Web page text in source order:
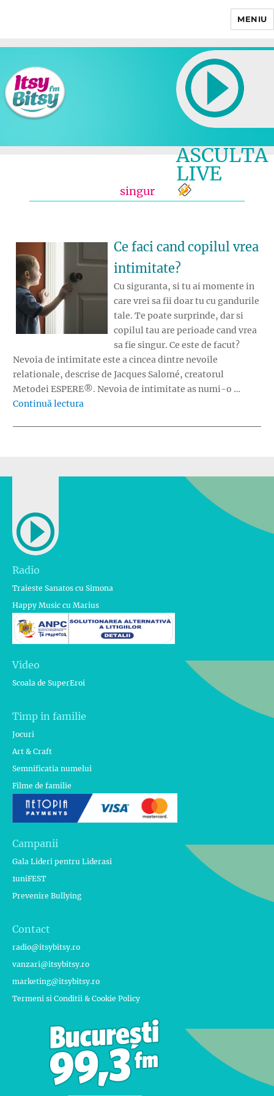
MENIU
ASCULTA
LIVE
singur
Ce faci cand copilul vrea
intimitate?
Cu siguranta, si tu ai momente in
care vrei sa fii doar tu cu gandurile
tale. Te poate surprinde, dar si
copilul tau are perioade cand vrea
sa fie singur. Ce este de facut?
Nevoia de intimitate este a cincea dintre nevoile
relationale, descrise de Jacques Salomé, creatorul
Metodei ESPERE®. Nevoia de intimitate as numi-o …
Continuă lectura
Radio
Traieste Sanatos cu Simona
Happy Music cu Marius
Video
Scoala de SuperEroi
Timp in familie
Jocuri
Art & Craft
Semnificatia numelui
Filme de familie
Campanii
Gala Lideri pentru Liderasi
1uniFEST
Prevenire Bullying
Contact
radio@itsybitsy.ro
vanzari@itsybitsy.ro
marketing@itsybitsy.ro
Termeni si Conditii & Cookie Policy